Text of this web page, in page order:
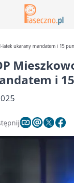
latek ukarany mandatem i 15
i